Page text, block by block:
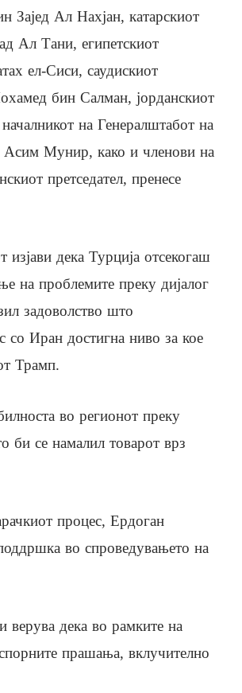
Ал Нахјан, катарскиот
Ал Тани, египетскиот
ел-Сиси, саудискиот
бин Салман, јорданскиот
на Генералштабот на
Асим Мунир, како и членови на
претседател, пренесе
изјави дека Турција отсекогаш
на проблемите преку дијалог
задоволство што
со Иран достигна ниво за кое
Трамп.
во регионот преку
би се намалил товарот врз
процес, Ердоган
во спроведувањето на
верува дека во рамките на
прашања, вклучително